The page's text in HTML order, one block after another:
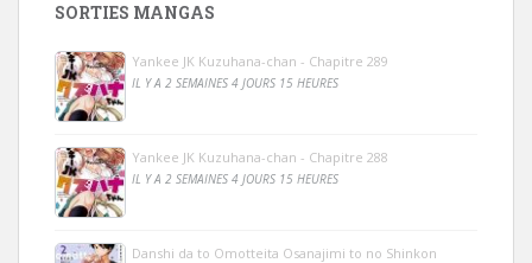
SORTIES MANGAS
Yankee JK Kuzuhana-chan - Chapitre 289
IL Y A 2 SEMAINES 4 JOURS 15 HEURES
Yankee JK Kuzuhana-chan - Chapitre 288
IL Y A 2 SEMAINES 4 JOURS 15 HEURES
Danshi da to Omotteita Osanajimi to no Shinkon